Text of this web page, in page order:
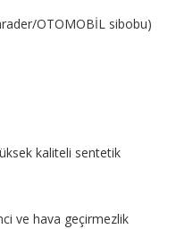
OTOMOBİL sibobu)
kaliteli sentetik
ve hava geçirmezlik